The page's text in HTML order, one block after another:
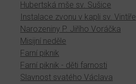
Hubertská mše sv. Sušice
Instalace zvonu v kapli sv. Vintíře
Narozeniny P. Jiřího Voráčka
Misijní neděle
Farní piknik
Farní piknik - děti farnosti
Slavnost svatého Václava